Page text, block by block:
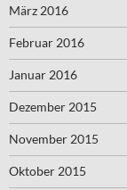
März 2016
Februar 2016
Januar 2016
Dezember 2015
November 2015
Oktober 2015